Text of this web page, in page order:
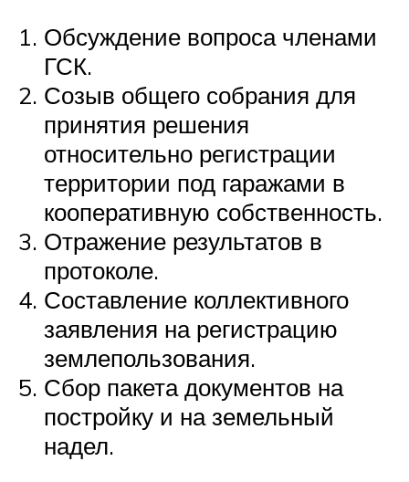
Обсуждение вопроса членами
ГСК.
Созыв общего собрания для
принятия решения
относительно регистрации
территории под гаражами в
кооперативную собственность.
Отражение результатов в
протоколе.
Составление коллективного
заявления на регистрацию
землепользования.
Сбор пакета документов на
постройку и на земельный
надел.